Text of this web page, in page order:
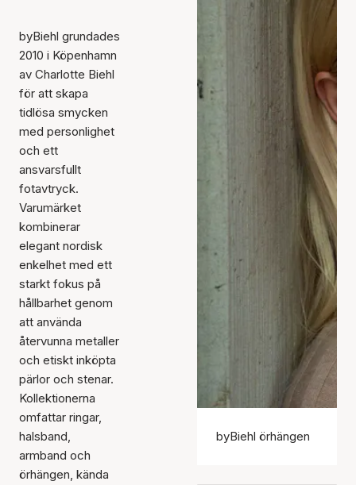
byBiehl grundades
2010 i Köpenhamn
av Charlotte Biehl
för att skapa
tidlösa smycken
med personlighet
och ett
ansvarsfullt
fotavtryck.
Varumärket
kombinerar
elegant nordisk
enkelhet med ett
starkt fokus på
hållbarhet genom
att använda
återvunna metaller
och etiskt inköpta
pärlor och stenar.
Kollektionerna
omfattar ringar,
halsband,
armband och
örhängen, kända
byBiehl örhängen